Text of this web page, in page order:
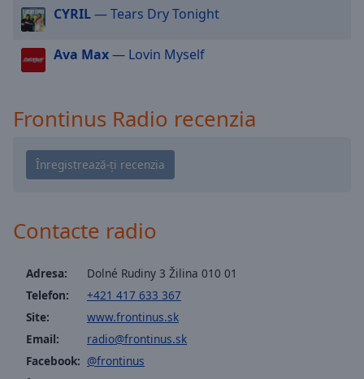
cancel
and
close
Text
Text
Color
Opacity
Caption
CYRIL— Tears Dry Tonight
Ava Max— Lovin Myself
Frontinus Radio recenzia
Contacte radio
Adresa:
Dolné Rudiny 3 Žilina 010 01
Telefon:
+421 417 633 367
Site:
www.frontinus.sk
Email:
radio@frontinus.sk
Facebook: @frontinus